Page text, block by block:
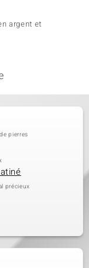
argent et
pierres
précieux